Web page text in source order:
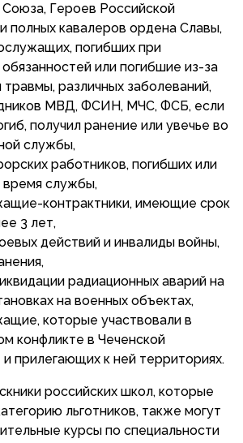
Союза, Героев Российской
полных кавалеров ордена Славы,
погибших при
или погибшие из-за
травмы, различных заболеваний,
МВД, ФСИН, МЧС, ФСБ, если
получил ранение или увечье во
службы,
работников, погибших или
службы,
контрактники, имеющие срок
3 лет,
действий и инвалиды войны,
радиационных аварий на
на военных объектах,
которые участвовали в
конфликте в Чеченской
и прилегающих к ней территориях.
российских школ, которые
льготников, также могут
курсы по специальности